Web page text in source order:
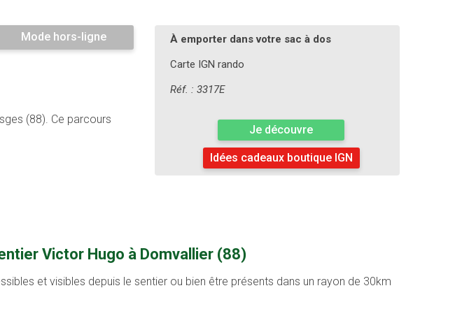
Mode hors-ligne
(88). Ce parcours
À emporter dans votre sac à dos
Carte IGN rando
Réf. : 3317E
Je découvre
Idées cadeaux boutique IGN
Victor Hugo à Domvallier (88)
et visibles depuis le sentier ou bien être présents dans un rayon de 30km